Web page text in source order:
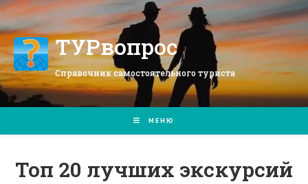
Перейти
к
содержимомуТУРвопрос
Справочник самостоятельного туриста
МЕНЮ
Топ 20 лучших экскурсий